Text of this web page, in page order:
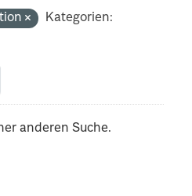
Kategorien:
anderen Suche.